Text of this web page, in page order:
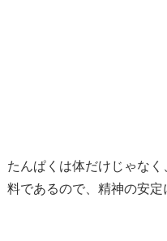
たんぱくは体だけじゃな
料であるので、精神の安定